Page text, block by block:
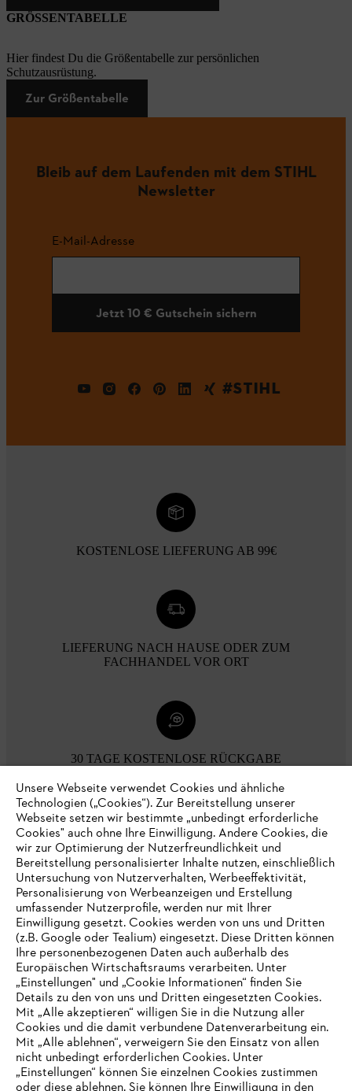
GRÖSSENTABELLE
Hier findest Du die Größentabelle zur persönlichen
Schutzausrüstung.
Zur Größentabelle
Bleib auf dem Laufenden mit dem STIHL
Newsletter
E-Mail-Adresse
Jetzt 10 € Gutschein sichern
#STIHL
KOSTENLOSE LIEFERUNG AB 99€
LIEFERUNG NACH HAUSE ODER ZUM
FACHHANDEL VOR ORT
30 TAGE KOSTENLOSE RÜCKGABE
Zahlungsmöglichkeiten
Unternehmen
Online Shop
IHR BROWSER WIRD NICHT
Unsere Webseite verwendet Cookies und ähnliche
Technologien („Cookies“). Zur Bereitstellung unserer
Webseite setzen wir bestimmte „unbedingt erforderliche
Cookies" auch ohne Ihre Einwilligung. Andere Cookies, die
wir zur Optimierung der Nutzerfreundlichkeit und
Bereitstellung personalisierter Inhalte nutzen, einschließlich
Untersuchung von Nutzerverhalten, Werbeeffektivität,
Personalisierung von Werbeanzeigen und Erstellung
umfassender Nutzerprofile, werden nur mit Ihrer
Einwilligung gesetzt. Cookies werden von uns und Dritten
(z.B. Google oder Tealium) eingesetzt. Diese Dritten können
Ihre personenbezogenen Daten auch außerhalb des
Europäischen Wirtschaftsraums verarbeiten. Unter
„Einstellungen" und „Cookie Informationen“ finden Sie
Details zu den von uns und Dritten eingesetzten Cookies.
Mit „Alle akzeptieren“ willigen Sie in die Nutzung aller
Cookies und die damit verbundene Datenverarbeitung ein.
Mit „Alle ablehnen“, verweigern Sie den Einsatz von allen
nicht unbedingt erforderlichen Cookies. Unter
„Einstellungen“ können Sie einzelnen Cookies zustimmen